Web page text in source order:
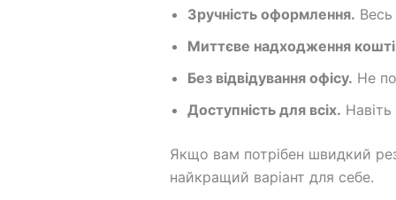
Зручність оформлення.
Миттєве надходження
Без відвідування офісу. Не
Доступність для всіх.
Якщо вам потрібен швидкий
найкращий варіант для себе.